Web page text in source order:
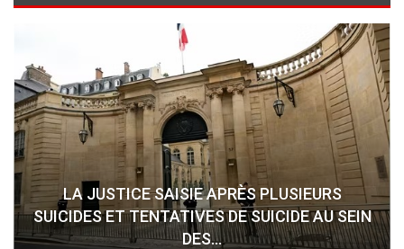
LA JUSTICE SAISIE APRÈS PLUSIEURS
SUICIDES ET TENTATIVES DE SUICIDE AU SEIN
DES…